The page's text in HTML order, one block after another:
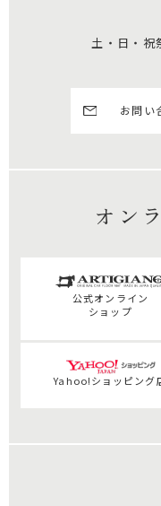
土・日・祝
お問い
オン
公式オンライン
ショップ
Yahoo!ショッピング